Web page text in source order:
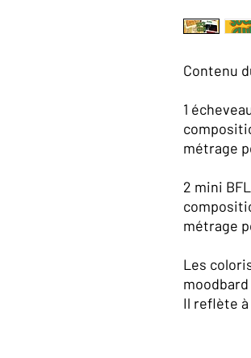
Contenu
1
métrage
2 mini
métrage
Les
Il reflète